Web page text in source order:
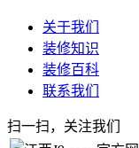
关于我们
装修知识
装修百科
联系我们
扫一扫，关注我们